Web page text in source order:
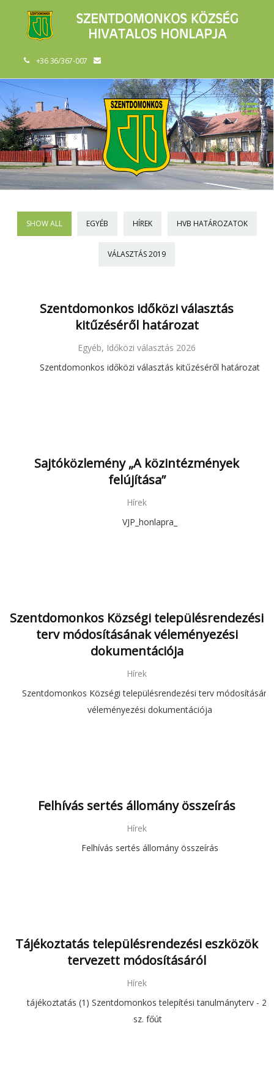
+36 36/367-007
SHOW ALL EGYÉB HÍREK HVB HATÁROZATOK
VÁLASZTÁS 2019
Szentdomonkos időközi választás
kitűzéséről határozat
Egyéb, Időközi választás 2026
Szentdomonkos időközi választás kitűzéséről határozat
Sajtóközlemény „A közintézmények
felújítása”
Hírek
VJP_honlapra_
Szentdomonkos Községi településrendezési
terv módosításának véleményezési
dokumentációja
Hírek
Szentdomonkos Községi településrendezési terv
véleményezési dokumentációja
Felhívás sertés állomány összeírás
Hírek
Felhívás sertés állomány összeírás
Tájékoztatás településrendezési eszközök
tervezett módosításáról
Hírek
tájékoztatás (1) Szentdomonkos telepítési tanulmányterv - 25.
sz. főút